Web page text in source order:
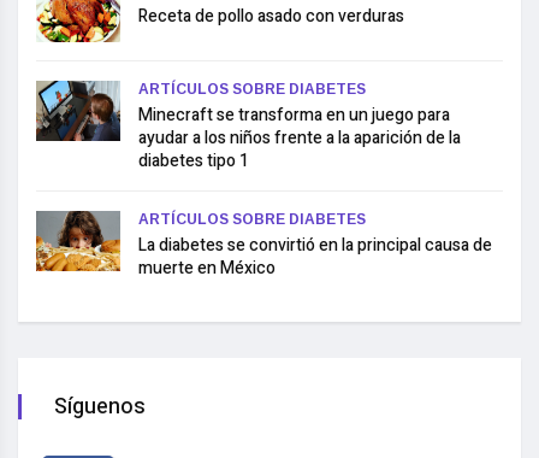
Receta de pollo asado con verduras
ARTÍCULOS SOBRE DIABETES
Minecraft se transforma en un juego para
ayudar a los niños frente a la aparición de la
diabetes tipo 1
ARTÍCULOS SOBRE DIABETES
La diabetes se convirtió en la principal causa de
muerte en México
Síguenos